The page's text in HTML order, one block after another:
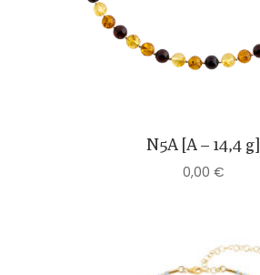
N5A [A – 14,4 g]
0,00 €